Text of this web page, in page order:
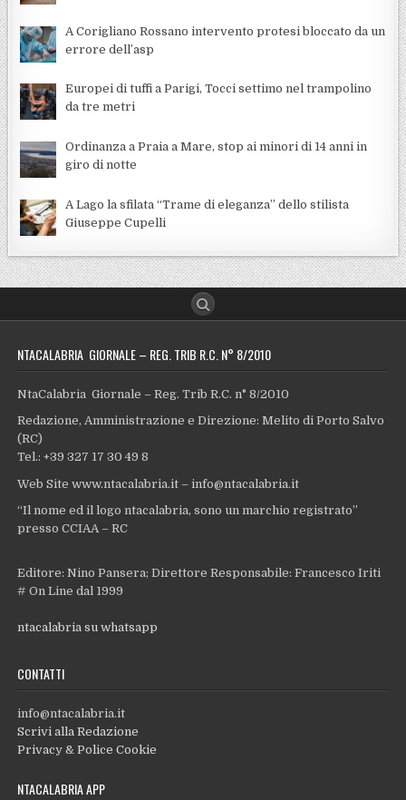
A Corigliano Rossano intervento protesi bloccato da un
errore dell’asp
Europei di tuffi a Parigi, Tocci settimo nel trampolino
da tre metri
Ordinanza a Praia a Mare, stop ai minori di 14 anni in
giro di notte
A Lago la sfilata “Trame di eleganza” dello stilista
Giuseppe Cupelli
NTACALABRIA GIORNALE – REG. TRIB R.C. N° 8/2010
NtaCalabria Giornale – Reg. Trib R.C. n° 8/2010
Redazione, Amministrazione e Direzione: Melito di Porto Salvo
(RC)
Tel.: +39 327 17 30 49 8
Web Site www.ntacalabria.it – info@ntacalabria.it
“Il nome ed il logo ntacalabria, sono un marchio registrato”
presso CCIAA – RC
Editore: Nino Pansera; Direttore Responsabile: Francesco Iriti
# On Line dal 1999
ntacalabria su whatsapp
CONTATTI
info@ntacalabria.it
Scrivi alla Redazione
Privacy & Police Cookie
NTACALABRIA APP